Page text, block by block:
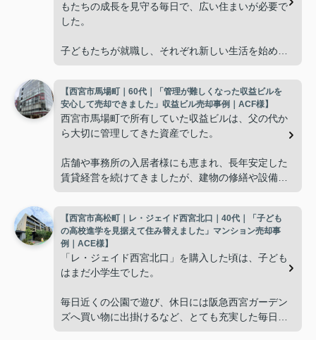
もたちの成長を見守る毎日で、広い住まいが必要で
した。
子どもたちが就職し、それぞれ新しい生活を始める
使わない部屋が増え、
「今の私たちには少し広すぎるね。」
掃除や管理の負担も考え、夫婦二人にちょうど良い
インフィニティエステートさんへ相談すると、「パ
ークナード西宮北口」の査定だけでなく、住み替え
先とのスケジュールや資金計画まで丁寧にサポート
してくださいました。
販売活動では、西宮北口駅へのアクセス、阪急西宮
ガーデンズ、医療機関や買い物施設など、将来も安
【西宮市馬場町｜60代｜「管理が難しくなった収益ビルを
安心して売却できました」収益ビル売却事例｜ACF様】
西宮市馬場町で所有していた収益ビルは、父の代か
ら大切に管理してきた資産でした。
店舗や事務所の入居者様にも恵まれ、長年安定した
賃貸経営を続けてきましたが、建物の修繕や設備更
子どもたちはそれぞれ別の仕事に就いており、
「将来、このビルの管理を任せるのは難しいかもし
れない。」
と家族で話し合うようになりました。
インフィニティエステートさんへ相談すると、収益
【西宮市高松町｜レ・ジェイド西宮北口｜40代｜「子ども
の高校進学を見据えて住み替えました」マンション売却事
例｜ACE様】
「レ・ジェイド西宮北口」を購入した頃は、子ども
はまだ小学生でした。
毎日近くの公園で遊び、休日には阪急西宮ガーデン
ズへ買い物に出掛けるなど、とても充実した毎日を